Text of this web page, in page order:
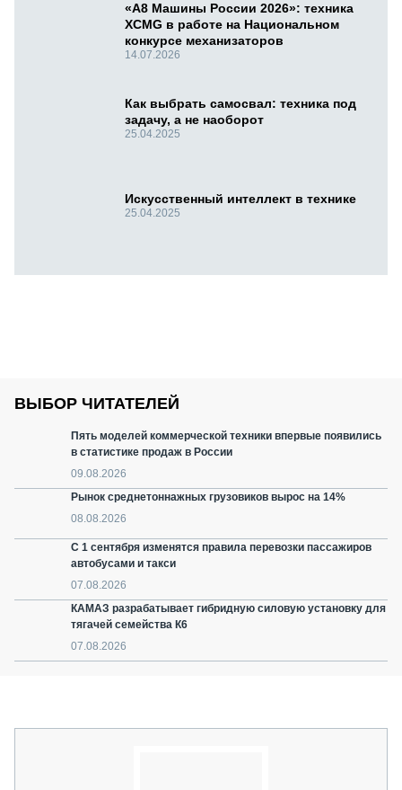
«А8 Машины России 2026»: техника
XCMG в работе на Национальном
конкурсе механизаторов
14.07.2026
Как выбрать самосвал: техника под
задачу, а не наоборот
25.04.2025
Искусственный интеллект в технике
25.04.2025
ВЫБОР ЧИТАТЕЛЕЙ
Пять моделей коммерческой техники впервые появились
в статистике продаж в России
09.08.2026
Рынок среднетоннажных грузовиков вырос на 14%
08.08.2026
С 1 сентября изменятся правила перевозки пассажиров
автобусами и такси
07.08.2026
КАМАЗ разрабатывает гибридную силовую установку для
тягачей семейства К6
07.08.2026